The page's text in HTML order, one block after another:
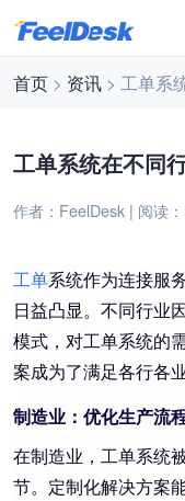
首页 > 资讯 > 工单系
工单系统在不同
作者：FeelDesk | 阅读
工单系统作为连接服
日益凸显。不同行业
模式，对工单系统的
案成为了满足各行各
制造业：优化生产流
在制造业，工单系统
节。定制化解决方案